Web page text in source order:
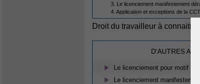
3. Le licenciement manifestement
4. Application et exceptions de la
Droit du travailleur à connaitre
D'AUTRES
Le licenciement pour motif
Le licenciement